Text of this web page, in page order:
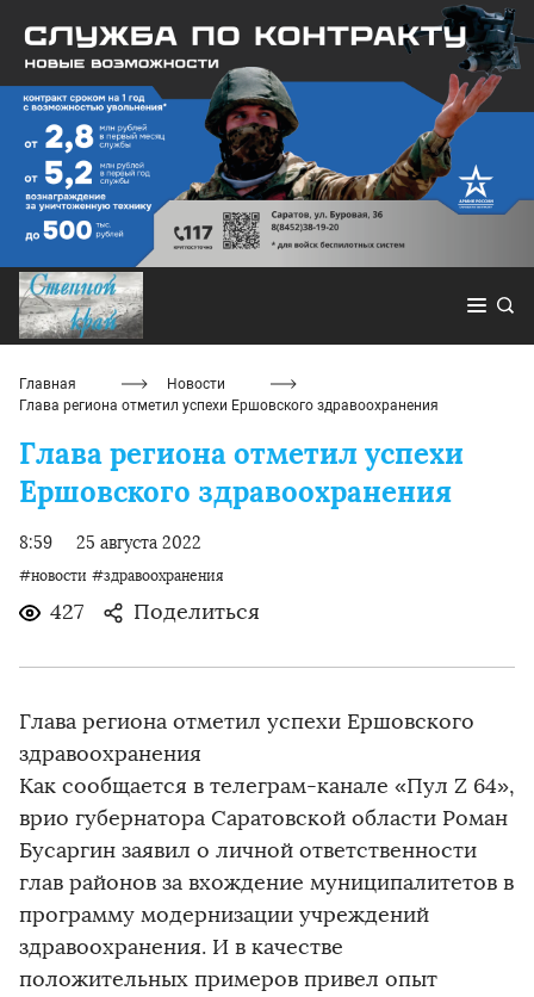
Главная
Новости
Глава региона отметил успехи Ершовского здравоохранения
Глава региона отметил успехи
Ершовского здравоохранения
8:59 25 августа 2022
#новости #здравоохранения
427 Поделиться
Глава региона отметил успехи Ершовского
здравоохранения
Как сообщается в телеграм-канале «Пул Z 64»,
врио губернатора Саратовской области Роман
Бусаргин заявил о личной ответственности
глав районов за вхождение муниципалитетов в
программу модернизации учреждений
здравоохранения. И в качестве
положительных примеров привел опыт